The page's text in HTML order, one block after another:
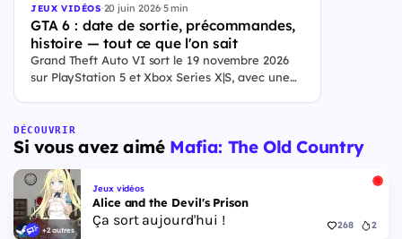
JEUX VIDÉOS·20 juin 2026·5 min
GTA 6 : date de sortie, précommandes,
histoire — tout ce que l'on sait
Grand Theft Auto VI sort le 19 novembre 2026
sur PlayStation 5 et Xbox Series X|S, avec une
Floride, et sa ville Vice City. Il met en scène
pour la première fois un duo de protagonistes
première héroïne jouable d'un GTA principal.
DÉCOUVRIR
Si vous avez aimé Mafia: The Old Country
+2 autres
Jeux vidéos
Alice and the Devil's Prison
Ça sort aujourd'hui ! 268 2